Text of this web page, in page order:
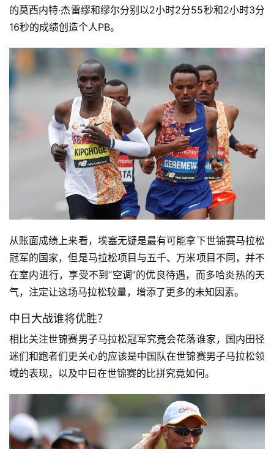
的莫西内特·杰雷缪和缪尔分别以2小时2分55秒和2小时3分
16秒的成绩创造个人PB。
从账面成绩上来看，埃塞无疑是最有可能拿下世锦赛马拉松
冠军的国家，但是马拉松项目与五千、万米项目不同，并不
在室内进行，享受不到“空调”的优良待遇，而多哈炎热的天
气，注定让这场马拉松较量，增添了更多的未知因素。
中日大战谁将优胜？
相比关注世锦赛男子马拉松冠军究竟会花落谁家，国内田径
迷们和跑者们更关心的应该是中国队在世锦赛男子马拉松领
域的表现，以及中日在世锦赛的比拼究竟如何。